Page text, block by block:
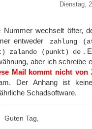
Dienstag,
Nummer wechselt öfter,
entweder
zahlung
zalando (punkt) de .
aber ich schreibe
Mail kommt nicht von
Der Anhang ist
Schadsoftware.
Guten Tag,